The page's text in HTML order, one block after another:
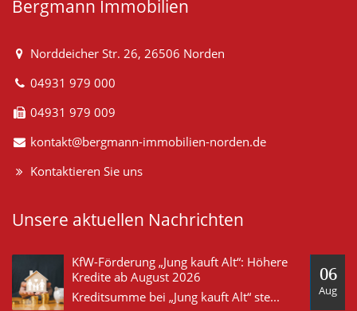
Bergmann Immobilien
Norddeicher Str. 26, 26506 Norden
04931 979 000
04931 979 009
kontakt@bergmann-immobilien-norden.de
Kontaktieren Sie uns
Unsere aktuellen Nachrichten
06
Aug
KfW-Förderung „Jung kauft Alt“: Höhere
Kredite ab August 2026
Kreditsumme bei „Jung kauft Alt“ steigt deutlich auf 140.000 Euro